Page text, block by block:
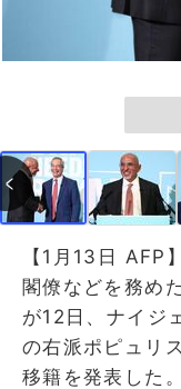
【1月13日 AFP
閣僚などを務め
が12日、ナイジ
の右派ポピュリ
移籍を発表した